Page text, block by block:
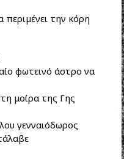
την κόρη
φωτεινό άστρο να
μοίρα της Γης
γενναιόδωρος